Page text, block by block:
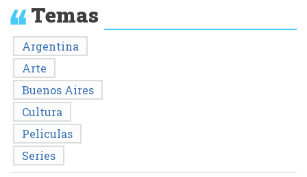
Temas
Argentina
Arte
Buenos Aires
Cultura
Peliculas
Series